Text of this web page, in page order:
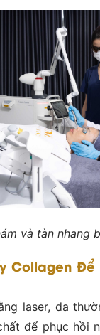
và tàn nhang
Collagen Để
laser, da
để phục hồi